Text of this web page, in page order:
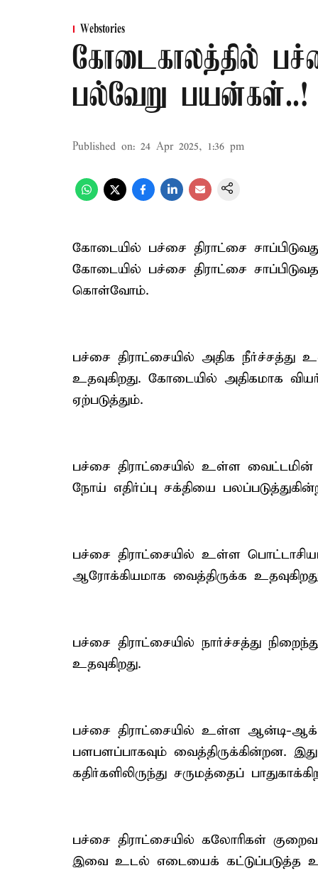
Webstories
கோடைகாலத்தில்
பல்வேறு பயன்கள்..!
Published on: 24 Apr 2025, 1:36 pm
கோடையில் பச்சை திராட்சை
கோடையில் பச்சை திராட்சை
கொள்வோம்.
பச்சை திராட்சையில் அதிக நீர்ச்சத்து
உதவுகிறது. கோடையில் அதிகமாக
ஏற்படுத்தும்.
பச்சை திராட்சையில் உள்ள
நோய் எதிர்ப்பு சக்தியை
பச்சை திராட்சையில் உள்ள
ஆரோக்கியமாக வைத்திருக்க
பச்சை திராட்சையில் நார்ச்சத்து
உதவுகிறது.
பச்சை திராட்சையில் உள்ள ஆன்டி-
பளபளப்பாகவும் வைத்திருக்கின்றன.
கதிர்களிலிருந்து சருமத்தைப்
பச்சை திராட்சையில் கலோரிகள்
இவை உடல் எடையைக் கட்டுப்படுத்த